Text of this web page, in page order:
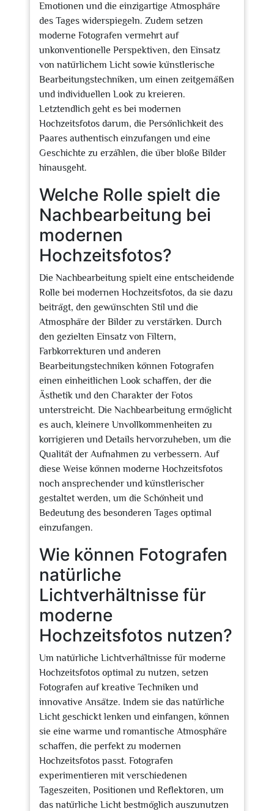
Emotionen und die einzigartige Atmosphäre
des Tages widerspiegeln. Zudem setzen
moderne Fotografen vermehrt auf
unkonventionelle Perspektiven, den Einsatz
von natürlichem Licht sowie künstlerische
Bearbeitungstechniken, um einen zeitgemäßen
und individuellen Look zu kreieren.
Letztendlich geht es bei modernen
Hochzeitsfotos darum, die Persönlichkeit des
Paares authentisch einzufangen und eine
Geschichte zu erzählen, die über bloße Bilder
hinausgeht.
Welche Rolle spielt die
Nachbearbeitung bei
modernen
Hochzeitsfotos?
Die Nachbearbeitung spielt eine entscheidende
Rolle bei modernen Hochzeitsfotos, da sie dazu
beiträgt, den gewünschten Stil und die
Atmosphäre der Bilder zu verstärken. Durch
den gezielten Einsatz von Filtern,
Farbkorrekturen und anderen
Bearbeitungstechniken können Fotografen
einen einheitlichen Look schaffen, der die
Ästhetik und den Charakter der Fotos
unterstreicht. Die Nachbearbeitung ermöglicht
es auch, kleinere Unvollkommenheiten zu
korrigieren und Details hervorzuheben, um die
Qualität der Aufnahmen zu verbessern. Auf
diese Weise können moderne Hochzeitsfotos
noch ansprechender und künstlerischer
gestaltet werden, um die Schönheit und
Bedeutung des besonderen Tages optimal
einzufangen.
Wie können Fotografen
natürliche
Lichtverhältnisse für
moderne
Hochzeitsfotos nutzen?
Um natürliche Lichtverhältnisse für moderne
Hochzeitsfotos optimal zu nutzen, setzen
Fotografen auf kreative Techniken und
innovative Ansätze. Indem sie das natürliche
Licht geschickt lenken und einfangen, können
sie eine warme und romantische Atmosphäre
schaffen, die perfekt zu modernen
Hochzeitsfotos passt. Fotografen
experimentieren mit verschiedenen
Tageszeiten, Positionen und Reflektoren, um
das natürliche Licht bestmöglich auszunutzen